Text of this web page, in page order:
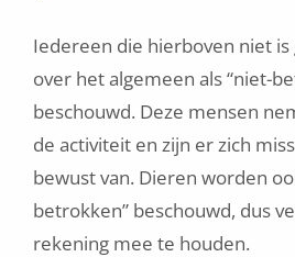
Iedereen die hierboven niet
over het algemeen als “niet-
beschouwd. Deze mensen
de activiteit en zijn er zich
bewust van. Dieren worden
betrokken” beschouwd, dus
rekening mee te houden.